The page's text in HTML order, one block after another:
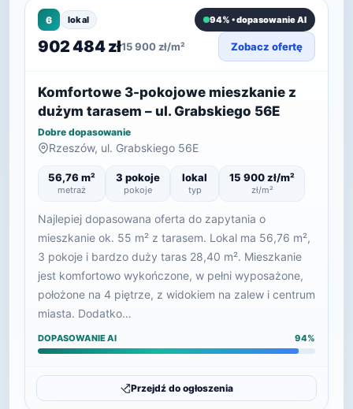
6 lokal 94% • dopasowanie AI
902 484 zł15 900 zł/m² Zobacz ofertę
Komfortowe 3-pokojowe mieszkanie z
dużym tarasem – ul. Grabskiego 56E
Dobre dopasowanie
Rzeszów, ul. Grabskiego 56E
56,76 m²
metraż
3 pokoje
pokoje
lokal
typ
15 900 zł/m²
zł/m²
Najlepiej dopasowana oferta do zapytania o
mieszkanie ok. 55 m² z tarasem. Lokal ma 56,76 m²,
3 pokoje i bardzo duży taras 28,40 m². Mieszkanie
jest komfortowo wykończone, w pełni wyposażone,
położone na 4 piętrze, z widokiem na zalew i centrum
miasta. Dodatko…
DOPASOWANIE AI 94%
Przejdź do ogłoszenia